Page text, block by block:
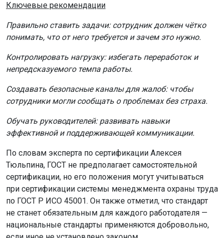
Ключевые рекомендации
Правильно ставить задачи: сотрудник должен чётко
понимать, что от него требуется и зачем это нужно.
Контролировать нагрузку: избегать переработок и
непредсказуемого темпа работы.
Создавать безопасные каналы для жалоб: чтобы
сотрудники могли сообщать о проблемах без страха.
Обучать руководителей: развивать навыки
эффективной и поддерживающей коммуникации.
По словам эксперта по сертификации Алексея
Тюльпина, ГОСТ не предполагает самостоятельной
сертификации, но его положения могут учитываться
при сертификации системы менеджмента охраны труда
по ГОСТ Р ИСО 45001. Он также отметил, что стандарт
не станет обязательным для каждого работодателя —
национальные стандарты применяются добровольно,